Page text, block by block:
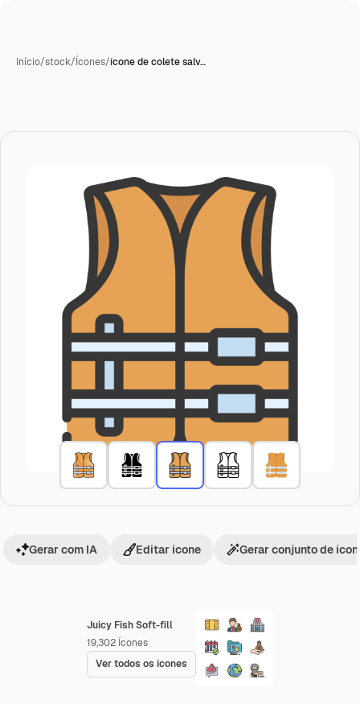
Início/stock/Ícones/ícone de colete salv…
Juicy Fish Soft-fill
19,302 Ícones
Ver todos os ícones
Gerar com IA Editar ícone Gerar conjunto de